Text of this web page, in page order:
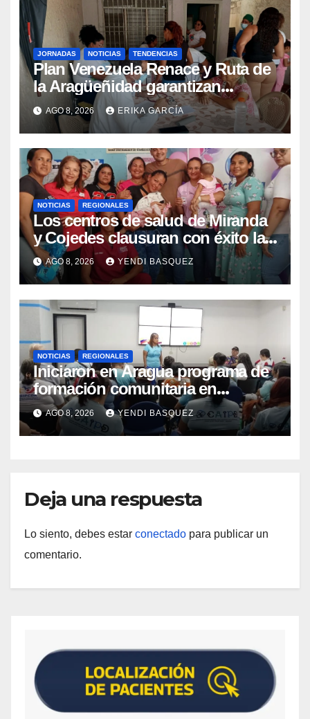
JORNADAS NOTICIAS TENDENCIAS
Plan Venezuela Renace y Ruta de
la Aragüeñidad garantizan
atención médica integral en
Aragua
AGO 8, 2026 ERIKA GARCÍA
NOTICIAS REGIONALES
Los centros de salud de Miranda
y Cojedes clausuran con éxito la
Semana Mundial de la Lactancia
Materna
AGO 8, 2026 YENDI BASQUEZ
NOTICIAS REGIONALES
Iniciaron en Aragua programa de
formación comunitaria en
atención a personas con
discapacidad
AGO 8, 2026 YENDI BASQUEZ
Deja una respuesta
Lo siento, debes estar conectado para publicar un
comentario.